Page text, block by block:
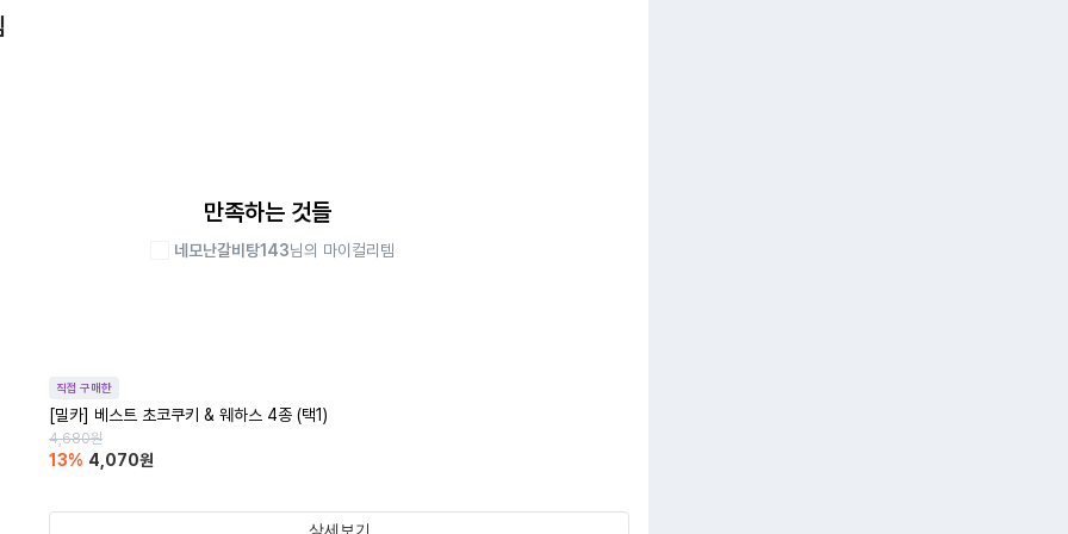
만족하는 것들
네모난갈비탕143님의 마이컬리템
직접 구매한
[밀카] 베스트 초코쿠키 & 웨하스 4종 (택1)
4,680원
13% 4,070원
상세보기